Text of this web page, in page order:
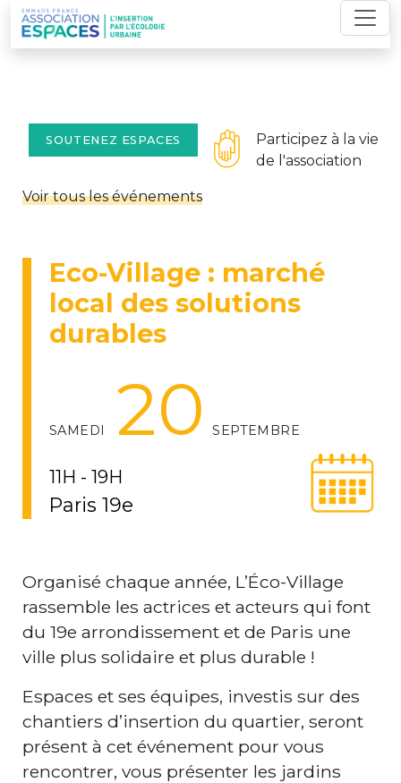
Skip
to
content
SOUTENEZ ESPACES
Participez à la vie
de l'association
Voir tous les événements
Eco-Village : marché
local des solutions
durables
SAMEDI 20 SEPTEMBRE
11H - 19H
Paris 19e
Organisé chaque année, L’Éco-Village
rassemble les actrices et acteurs qui font
du 19e arrondissement et de Paris une
ville plus solidaire et plus durable !
Espaces et ses équipes, investis sur des
chantiers d’insertion du quartier, seront
présent à cet événement pour vous
rencontrer, vous présenter les jardins